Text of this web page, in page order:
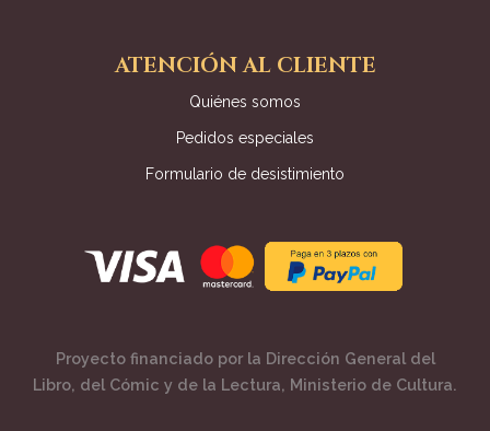
ATENCIÓN AL CLIENTE
Quiénes somos
Pedidos especiales
Formulario de desistimiento
Proyecto financiado por la Dirección General del
Libro, del Cómic y de la Lectura, Ministerio de Cultura.